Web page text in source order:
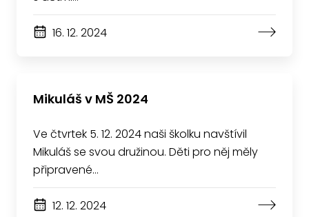
16. 12. 2024
Mikuláš v MŠ 2024
Ve čtvrtek 5. 12. 2024 naši školku navštívil
Mikuláš se svou družinou. Děti pro něj měly
připravené…
12. 12. 2024